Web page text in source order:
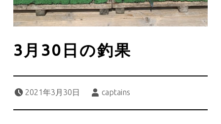
3月30日の釣果
2021年3月30日
captains